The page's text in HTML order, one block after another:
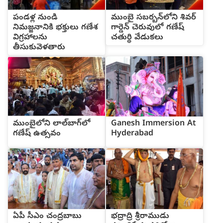
పండళ్ల నుండి
నిమజ్జనానికి భక్తులు గణేశ
విగ్రహాలను
తీసుకువెళతారు
ముంబై సబర్బన్‌లోని శివర్
గార్డెన్ చెరువులో గణేష్
చతుర్థి వేడుకలు
ముంబైలోని లాల్‌బాగ్‌లో
గణేష్ ఉత్సవం
Ganesh Immersion At
Hyderabad
ఏపీ సీఎం చంద్రబాబు
భద్రాద్రి శ్రీరాముడు